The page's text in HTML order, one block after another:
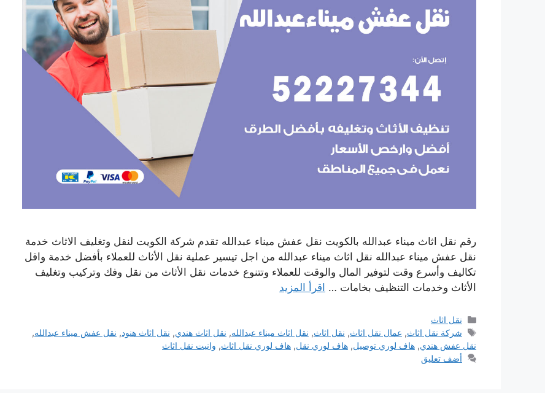
رقم نقل اثاث ميناء عبدالله بالكويت نقل عفش ميناء عبدالله تقدم شركة الكويت لنقل وتغليف الاثاث خدمة
نقل عفش ميناء عبدالله نقل اثاث ميناء عبدالله من اجل تيسير عملية نقل الأثاث للعملاء بأفضل خدمة واقل
تكاليف وأسرع وقت لتوفير المال والوقت للعملاء وتتنوع خدمات نقل الأثاث من نقل وفك وتركيب وتغليف
الأثاث وخدمات التنظيف بخامات … اقرأ المزيد
التصنيفات
نقل اثاث
الوسوم
شركة نقل اثاث, عمال نقل اثاث, نقل اثاث, نقل اثاث ميناء عبدالله, نقل اثاث هندي, نقل اثاث هنود, نقل عفش ميناء عبدالله,
نقل عفش هندي, هاف لوري توصيل, هاف لوري نقل, هاف لوري نقل اثاث, وانيت نقل اثاث
أضف تعليق